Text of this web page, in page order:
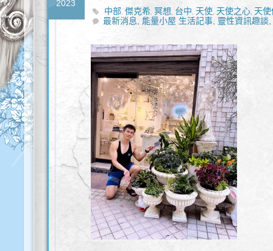
2023
中部,傑克希,冥想, 台中, 天使, 天使之心, 天
靈性諮詢 , 新時代,覺察,豐盛, 靈性諮商,高我
最新消息, 能量小屋 生活記事, 靈性資訊趣談,